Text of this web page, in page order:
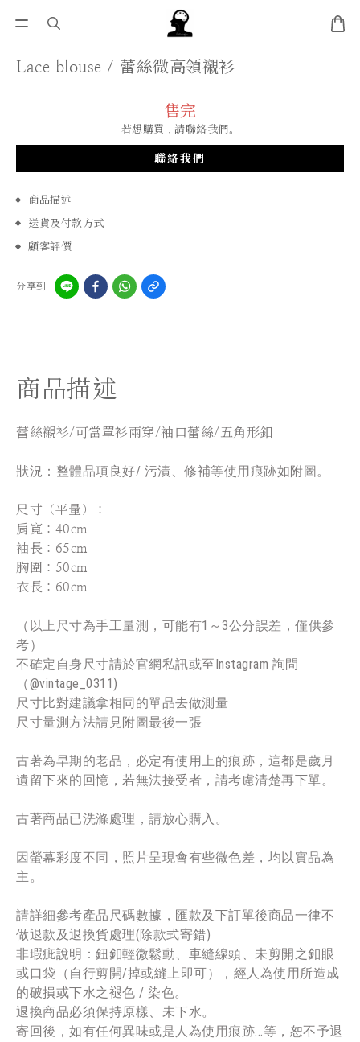
Lace blouse / 蕾絲微高領襯衫
售完
若想購買，請聯絡我們。
聯絡我們
商品描述
送貨及付款方式
顧客評價
分享到
商品描述
蕾絲襯衫/可當罩衫兩穿/袖口蕾絲/五角形釦
狀況：整體品項良好/ 污漬、修補等使用痕跡如附圖。
尺寸（平量）：
肩寬：40cm
袖長：65cm
胸圍：50cm
衣長：60cm
（以上尺寸為手工量測，可能有1～3公分誤差，僅供參
考）
不確定自身尺寸請於官網私訊或至Instagram 詢問
（@vintage_0311)
尺寸比對建議拿相同的單品去做測量
尺寸量測方法請見附圖最後一張
古著為早期的老品，必定有使用上的痕跡，這都是歲月
遺留下來的回憶，若無法接受者，請考慮清楚再下單。
古著商品已洗滌處理，請放心購入。
因螢幕彩度不同，照片呈現會有些微色差，均以實品為
主。
請詳細參考產品尺碼數據，匯款及下訂單後商品一律不
做退款及退換貨處理(除款式寄錯)
非瑕疵說明：鈕釦輕微鬆動、車縫線頭、未剪開之釦眼
或口袋（自行剪開/掉或縫上即可），經人為使用所造成
的破損或下水之褪色 / 染色。
退換商品必須保持原樣、未下水。
寄回後，如有任何異味或是人為使用痕跡...等，恕不予退